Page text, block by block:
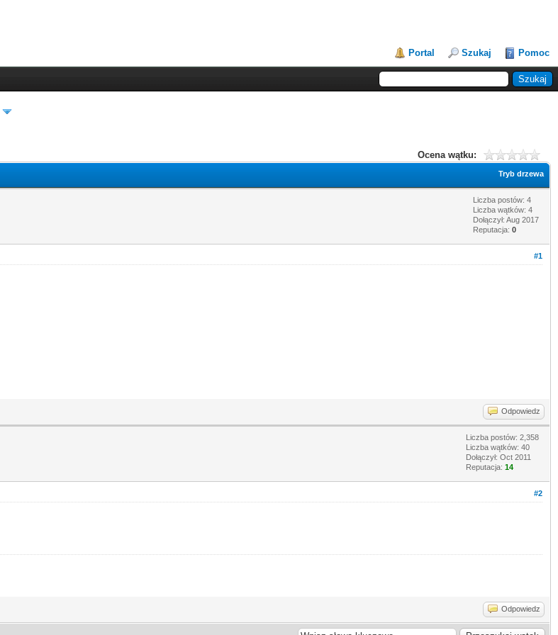
Portal Szukaj Pomoc
Ocena wątku:
Tryb drzewa
Liczba postów: 4
Liczba wątków: 4
Dołączył: Aug 2017
Reputacja: 0
#1
Odpowiedz
Liczba postów: 2,358
Liczba wątków: 40
Dołączył: Oct 2011
Reputacja: 14
#2
Odpowiedz